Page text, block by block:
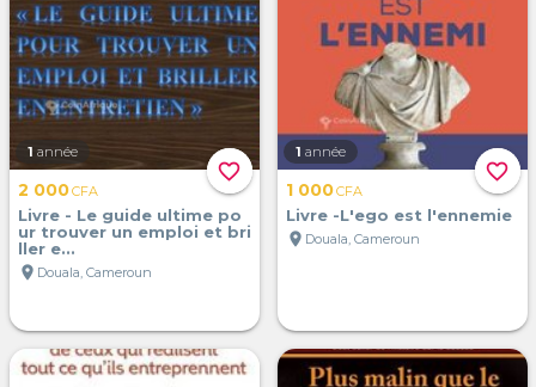
favorite_border
1 année
2 000CFA
Livre - Le guide ultime po
ur trouver un emploi et bri
ller e...
location_on Douala, Cameroun
favorite_border
1 année
1 000CFA
Livre -L'ego est l'ennemie
location_on Douala, Cameroun